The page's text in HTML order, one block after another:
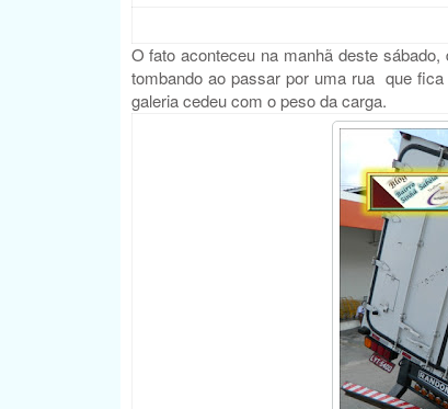
O fato aconteceu na manhã deste
tombando ao passar por uma ruaque fica
galeria cedeu com o peso da carga.